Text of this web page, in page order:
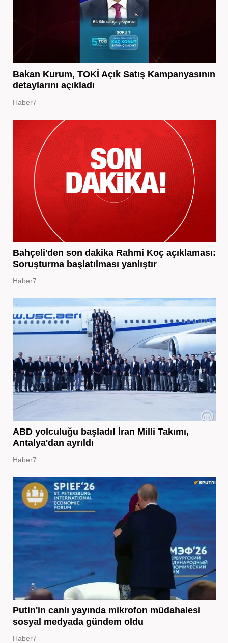
Bakan Kurum, TOKİ Açık Satış Kampanyasının
detaylarını açıkladı
Haber7
Bahçeli'den son dakika Rahmi Koç açıklaması:
Soruşturma başlatılması yanlıştır
Haber7
ABD yolculuğu başladı! İran Milli Takımı,
Antalya'dan ayrıldı
Haber7
Putin'in canlı yayında mikrofon müdahalesi
sosyal medyada gündem oldu
Haber7